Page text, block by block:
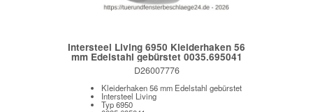
Intersteel Living 6950 Kleiderhaken 56
mm Edelstahl gebürstet 0035.695041
D26007776
Kleiderhaken 56 mm Edelstahl gebürstet
Intersteel Living
Typ 6950